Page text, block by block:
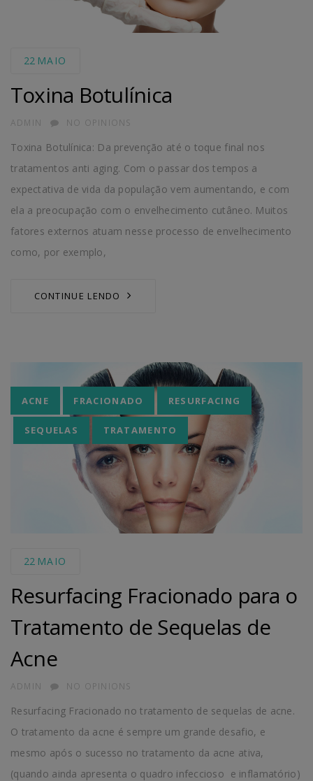
22 MAIO
Toxina Botulínica
AUTHOR
ADMIN NO OPINIONS
Toxina Botulínica: Da prevenção até o toque final nos
tratamentos anti aging. Com o passar dos tempos a
expectativa de vida da população vem aumentando, e com
ela a preocupação com o envelhecimento cutâneo. Muitos
fatores externos atuam nesse processo de envelhecimento
como, por exemplo,
CONTINUE LENDO
Tags
ACNE FRACIONADO RESURFACING
SEQUELAS TRATAMENTO
22 MAIO
Resurfacing Fracionado para o
Tratamento de Sequelas de
Acne
AUTHOR
ADMIN NO OPINIONS
Resurfacing Fracionado no tratamento de sequelas de acne.
O tratamento da acne é sempre um grande desafio, e
mesmo após o sucesso no tratamento da acne ativa,
(quando ainda apresenta o quadro infeccioso e inflamatório)